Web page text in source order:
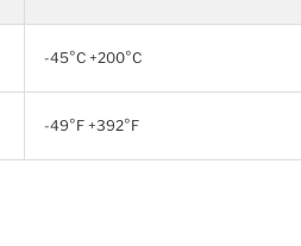
-45°C +200°C
-49°F +392°F